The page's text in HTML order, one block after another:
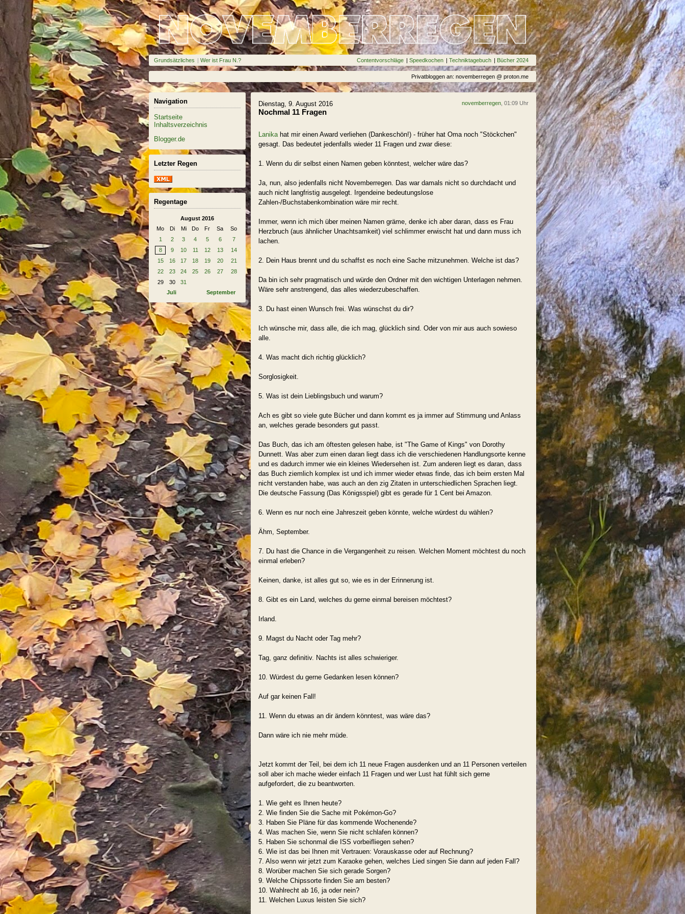
Grundsätzliches | Wer ist Frau N.? Contentvorschläge | Speedkochen | Techniktagebuch | Bücher 2024
Privatbloggen an: novemberregen @ proton.me
Navigation
Startseite
Inhaltsverzeichnis
Blogger.de
Letzter Regen
Regentage
August 2016
Mo
Di Mi Do Fr Sa
So
1
2 3 4 5 6
7
8
9 10 11 12 13
14
15
16 17 18 19 20
21
22
23 24 25 26 27
28
29
30
31
Juli
September
Dienstag, 9. August 2016 novemberregen , 01:09 Uhr
Nochmal 11 Fragen
Lanikahat mir einen Award verliehen (Dankeschön!) - früher hat Oma noch "Stöckchen"
gesagt. Das bedeutet jedenfalls wieder 11 Fragen und zwar diese:
1. Wenn du dir selbst einen Namen geben könntest, welcher wäre das?
Ja, nun, also jedenfalls nicht Novemberregen. Das war damals nicht so durchdacht und
auch nicht langfristig ausgelegt. Irgendeine bedeutungslose
Zahlen-/Buchstabenkombination wäre mir recht.
Immer, wenn ich mich über meinen Namen gräme, denke ich aber daran, dass es Frau
Herzbruch (aus ähnlicher Unachtsamkeit) viel schlimmer erwischt hat und dann muss ich
lachen.
2. Dein Haus brennt und du schaffst es noch eine Sache mitzunehmen. Welche ist das?
Da bin ich sehr pragmatisch und würde den Ordner mit den wichtigen Unterlagen nehmen.
Wäre sehr anstrengend, das alles wiederzubeschaffen.
3. Du hast einen Wunsch frei. Was wünschst du dir?
Ich wünsche mir, dass alle, die ich mag, glücklich sind. Oder von mir aus auch sowieso
alle.
4. Was macht dich richtig glücklich?
Sorglosigkeit.
5. Was ist dein Lieblingsbuch und warum?
Ach es gibt so viele gute Bücher und dann kommt es ja immer auf Stimmung und Anlass
an, welches gerade besonders gut passt.
Das Buch, das ich am öftesten gelesen habe, ist "The Game of Kings" von Dorothy
Dunnett. Was aber zum einen daran liegt dass ich die verschiedenen Handlungsorte kenne
und es dadurch immer wie ein kleines Wiedersehen ist. Zum anderen liegt es daran, dass
das Buch ziemlich komplex ist und ich immer wieder etwas finde, das ich beim ersten Mal
nicht verstanden habe, was auch an den zig Zitaten in unterschiedlichen Sprachen liegt.
Die deutsche Fassung (Das Königsspiel) gibt es gerade für 1 Cent bei Amazon.
6. Wenn es nur noch eine Jahreszeit geben könnte, welche würdest du wählen?
Ähm, September.
7. Du hast die Chance in die Vergangenheit zu reisen. Welchen Moment möchtest du noch
einmal erleben?
Keinen, danke, ist alles gut so, wie es in der Erinnerung ist.
8. Gibt es ein Land, welches du gerne einmal bereisen möchtest?
Irland.
9. Magst du Nacht oder Tag mehr?
Tag, ganz definitiv. Nachts ist alles schwieriger.
10. Würdest du gerne Gedanken lesen können?
Auf gar keinen Fall!
11. Wenn du etwas an dir ändern könntest, was wäre das?
Dann wäre ich nie mehr müde.
Jetzt kommt der Teil, bei dem ich 11 neue Fragen ausdenken und an 11 Personen verteilen
soll aber ich mache wieder einfach 11 Fragen und wer Lust hat fühlt sich gerne
aufgefordert, die zu beantworten.
1. Wie geht es Ihnen heute?
2. Wie finden Sie die Sache mit Pokémon-Go?
3. Haben Sie Pläne für das kommende Wochenende?
4. Was machen Sie, wenn Sie nicht schlafen können?
5. Haben Sie schonmal die ISS vorbeifliegen sehen?
6. Wie ist das bei Ihnen mit Vertrauen: Vorauskasse oder auf Rechnung?
7. Also wenn wir jetzt zum Karaoke gehen, welches Lied singen Sie dann auf jeden Fall?
8. Worüber machen Sie sich gerade Sorgen?
9. Welche Chipssorte finden Sie am besten?
10. Wahlrecht ab 16, ja oder nein?
11. Welchen Luxus leisten Sie sich?